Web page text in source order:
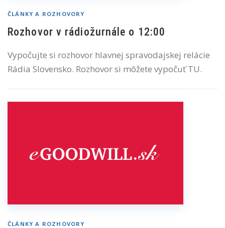
ČLÁNKY A ROZHOVORY
Rozhovor v rádiožurnále o 12:00
Vypočujte si rozhovor hlavnej spravodajskej relácie
Rádia Slovensko. Rozhovor si môžete vypočuť TU.
ČLÁNKY A ROZHOVORY